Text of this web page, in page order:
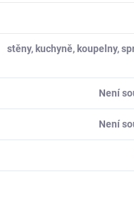
stěny, kuchyně, koupelny,
Není
Není